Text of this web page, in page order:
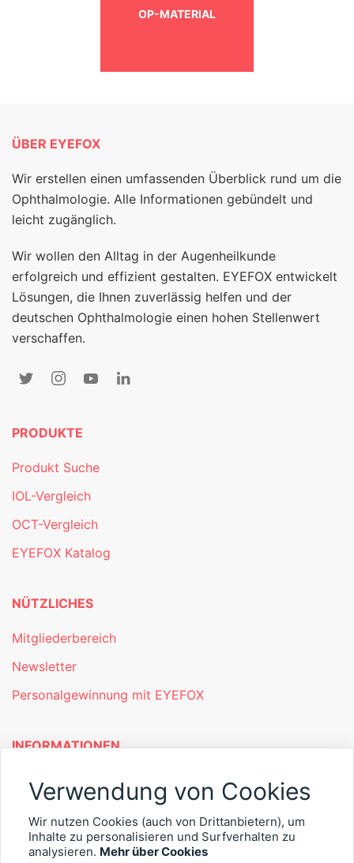
OP-MATERIAL
ÜBER EYEFOX
Wir erstellen einen umfassenden Überblick rund um die
Ophthalmologie. Alle Informationen gebündelt und
leicht zugänglich.
Wir wollen den Alltag in der Augenheilkunde
erfolgreich und effizient gestalten. EYEFOX entwickelt
Lösungen, die Ihnen zuverlässig helfen und der
deutschen Ophthalmologie einen hohen Stellenwert
verschaffen.
PRODUKTE
Produkt Suche
IOL-Vergleich
OCT-Vergleich
EYEFOX Katalog
NÜTZLICHES
Mitgliederbereich
Newsletter
Personalgewinnung mit EYEFOX
INFORMATIONEN
Was ist EYEFOX – Ihre Möglichkeiten
Kontakt
Verwendung von Cookies
Wir nutzen Cookies (auch von Drittanbietern), um
Inhalte zu personalisieren und Surfverhalten zu
analysieren. Mehr über Cookies